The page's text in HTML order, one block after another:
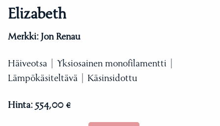
Elizabeth
Merkki: Jon Renau
Häiveotsa | Yksiosainen monofilamentti |
Lämpökäsiteltävä | Käsinsidottu
Hinta: 554,00 €